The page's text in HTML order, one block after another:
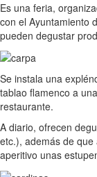
Es una feria,
con el Ayuntamiento
pueden degustar
Se instala una
tablao flamenco a
restaurante.
A diario, ofrecen
etc.), además de
aperitivo unas